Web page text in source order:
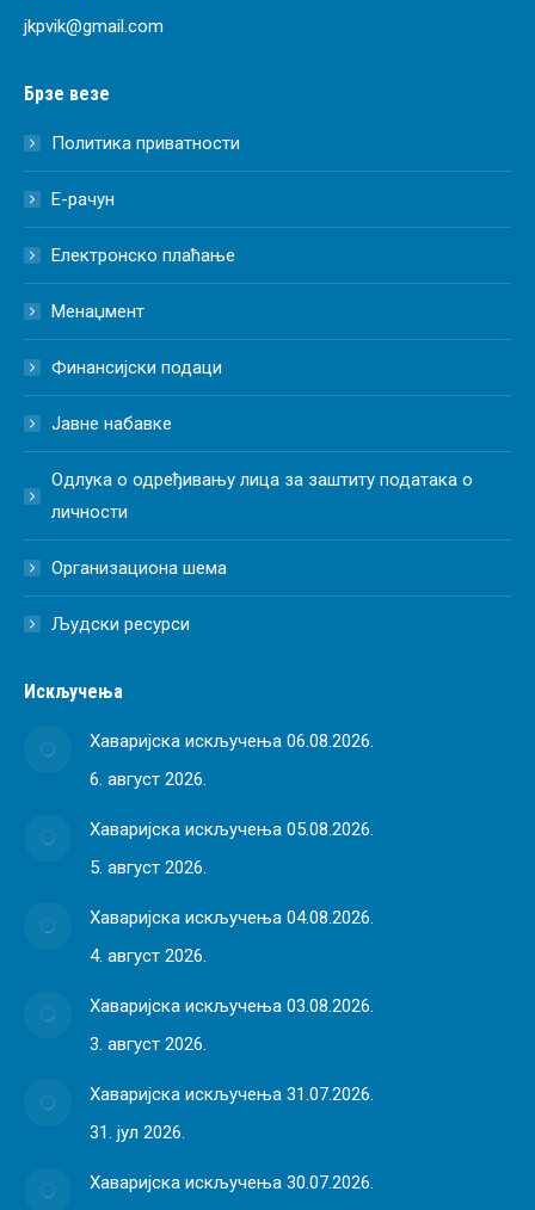
jkpvik@gmail.com
Брзе везе
Политика приватности
Е-рачун
Електронско плаћање
Менаџмент
Финансијски подаци
Јавне набавке
Одлука о одређивању лица за заштиту података о
личности
Организациона шема
Људски ресурси
Искључења
Хаваријска искључења 06.08.2026.
6. август 2026.
Хаваријска искључења 05.08.2026.
5. август 2026.
Хаваријска искључења 04.08.2026.
4. август 2026.
Хаваријска искључења 03.08.2026.
3. август 2026.
Хаваријска искључења 31.07.2026.
31. јул 2026.
Хаваријска искључења 30.07.2026.